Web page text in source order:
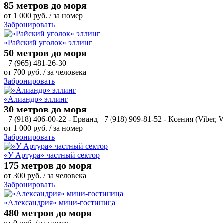
85 метров до моря
от 1 000 руб. / за номер
Забронировать
«Райский уголок» эллинг
50 метров до моря
+7 (965) 481-26-30
от 700 руб. / за человека
Забронировать
«Алиандр» эллинг
30 метров до моря
+7 (918) 406-00-22 - Ерванд +7 (918) 909-81-52 - Ксения (Viber,
от 1 000 руб. / за номер
Забронировать
«У Артура» частный сектор
175 метров до моря
от 300 руб. / за человека
Забронировать
«Александрия» мини-гостиница
480 метров до моря